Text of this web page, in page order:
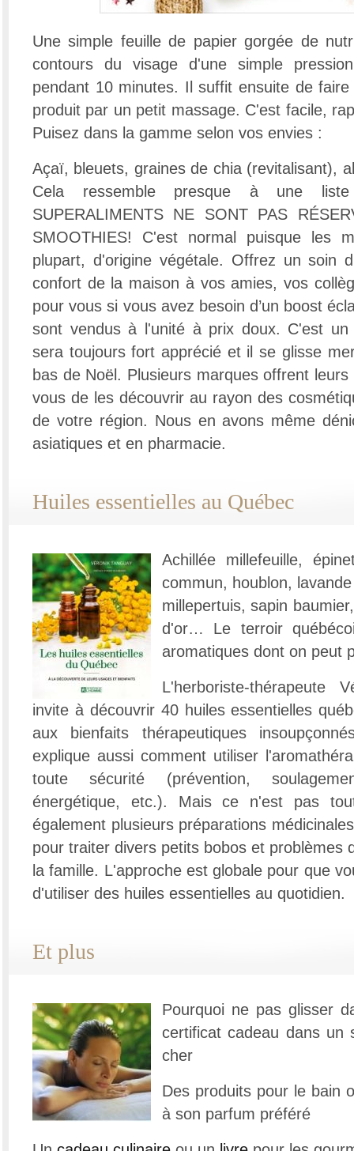
Une simple feuille de papier gorgée de
contours du visage d'une simple
pendant 10 minutes. Il suffit ensuite de
produit par un petit massage. C'est facile,
Puisez dans la gamme selon vos envies :
Açaï, bleuets, graines de chia (revitalisant),
Cela ressemble presque à une
SUPERALIMENTS NE SONT PAS
SMOOTHIES! C'est normal puisque les
plupart, d'origine végétale. Offrez un soin
confort de la maison à vos amies, vos
pour vous si vous avez besoin d’un boost
sont vendus à l'unité à prix doux. C'est un
sera toujours fort apprécié et il se glisse
bas de Noël. Plusieurs marques offrent
vous de les découvrir au rayon des
de votre région. Nous en avons même
asiatiques et en pharmacie.
Huiles essentielles au Québec
Achillée millefeuille,
commun, houblon,
millepertuis, sapin
d'or… Le terroir
aromatiques dont on peut
L'herboriste-thérapeute
invite à découvrir 40 huiles essentielles
aux bienfaits thérapeutiques
explique aussi comment utiliser
toute sécurité (prévention,
énergétique, etc.). Mais ce n'est pas
également plusieurs préparations
pour traiter divers petits bobos et problèmes
la famille. L'approche est globale pour que
d'utiliser des huiles essentielles au quotidien.
Et plus
Pourquoi ne pas glisser
certificat cadeau dans un
cher
Des produits pour le bain
à son parfum préféré